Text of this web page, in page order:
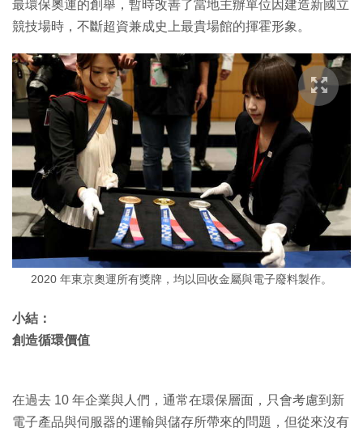
最環保奧運的創舉，暫時改善了當地主辦單位因建造新國立
競技場時，不斷超資兼成史上最貴場館的揮霍形象。
2020 年東京奧運所有獎牌，均以回收金屬與電子廢料製作。
小結：
創造循環價值
在過去 10 年企業與人們，通常在環保層面，只會考慮到新
電子產品與伺服器的運輸與儲存所帶來的問題，但從來沒有